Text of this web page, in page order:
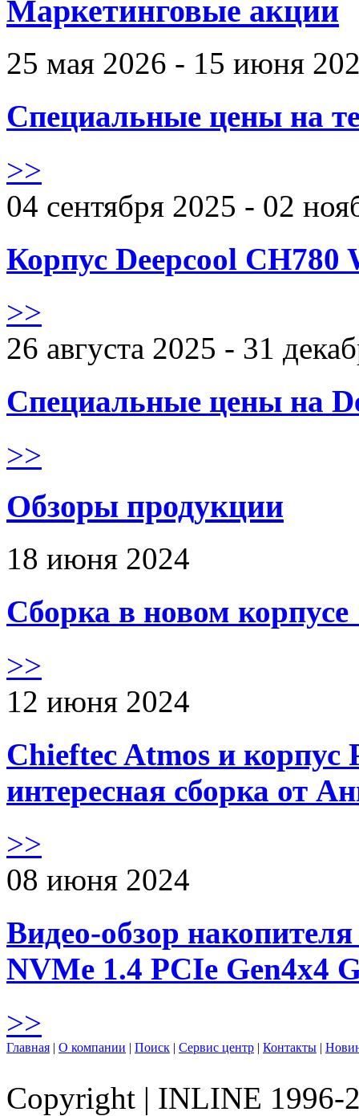
Маркетинговые акции
25 мая 2026 - 15 июня
Специальные цены на
>>
04 сентября 2025 - 02
Корпус Deepcool CH780
>>
26 августа 2025 - 31
Специальные цены на
>>
Обзоры продукции
18 июня 2024
Сборка в новом
>>
12 июня 2024
Chieftec Atmos и корпус
интересная сборка от
>>
08 июня 2024
Видео-обзор
NVMe 1.4 PCIe Gen4х4
>>
Главная | О компании | Поиск | Сервис центр | Контакты |
Copyright | INLINE 1996-